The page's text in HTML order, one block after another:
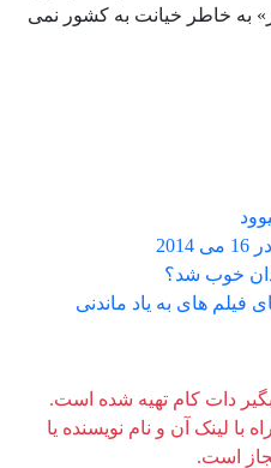
به خاطر خیانت به کشور نمی
خوب شد؟
های به یاد ماندنی
بگیر دات کام تهیه شده است.
با لینک آن و نام نویسنده یا
است.